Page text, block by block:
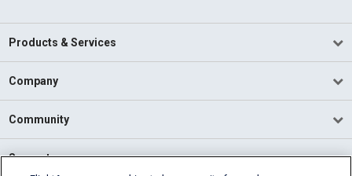
Products & Services
Company
Community
Support